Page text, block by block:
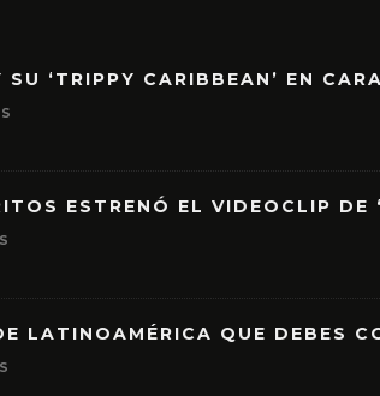
SU ‘TRIPPY CARIBBEAN’ EN
ESTRENÓ EL VIDEOCLIP DE
LATINOAMÉRICA QUE DEBES